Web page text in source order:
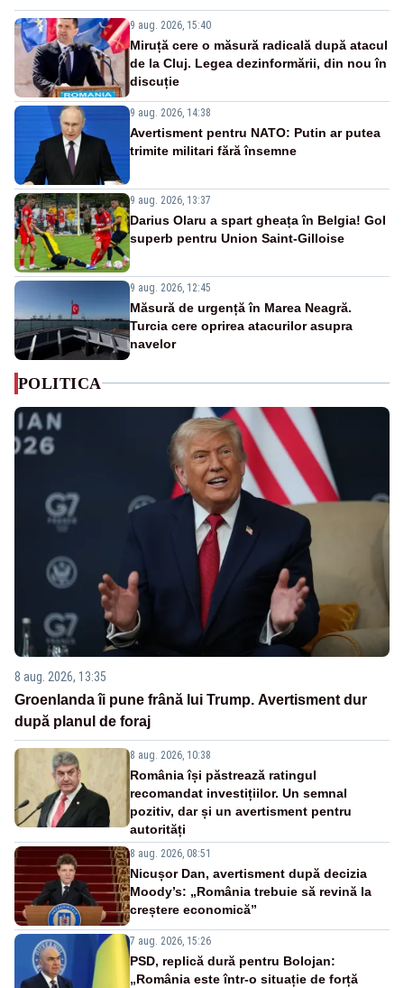
9 aug. 2026, 15:40
Miruță cere o măsură radicală după atacul
de la Cluj. Legea dezinformării, din nou în
discuție
9 aug. 2026, 14:38
Avertisment pentru NATO: Putin ar putea
trimite militari fără însemne
9 aug. 2026, 13:37
Darius Olaru a spart gheața în Belgia! Gol
superb pentru Union Saint-Gilloise
9 aug. 2026, 12:45
Măsură de urgență în Marea Neagră.
Turcia cere oprirea atacurilor asupra
navelor
POLITICA
8 aug. 2026, 13:35
Groenlanda îi pune frână lui Trump. Avertisment dur
după planul de foraj
8 aug. 2026, 10:38
România își păstrează ratingul
recomandat investițiilor. Un semnal
pozitiv, dar și un avertisment pentru
autorități
8 aug. 2026, 08:51
Nicușor Dan, avertisment după decizia
Moody’s: „România trebuie să revină la
creștere economică”
7 aug. 2026, 15:26
PSD, replică dură pentru Bolojan:
„România este într-o situație de forță